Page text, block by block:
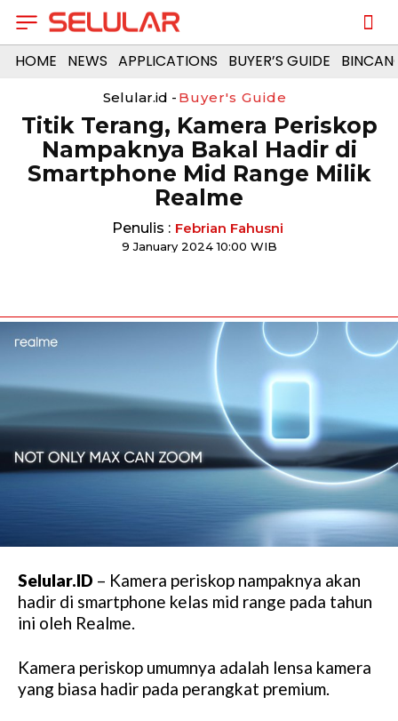
HOME NEWS APPLICATIONS BUYER’S GUIDE
Selular.id - Buyer's Guide
Titik Terang, Kamera Periskop
Nampaknya Bakal Hadir di
Smartphone Mid Range Milik
Realme
Penulis : Febrian Fahusni
9 January 2024 10:00 WIB
Selular.ID – Kamera periskop nampaknya akan
hadir di smartphone kelas mid range pada tahun
ini oleh Realme.
Kamera periskop umumnya adalah lensa kamera
yang biasa hadir pada perangkat premium.